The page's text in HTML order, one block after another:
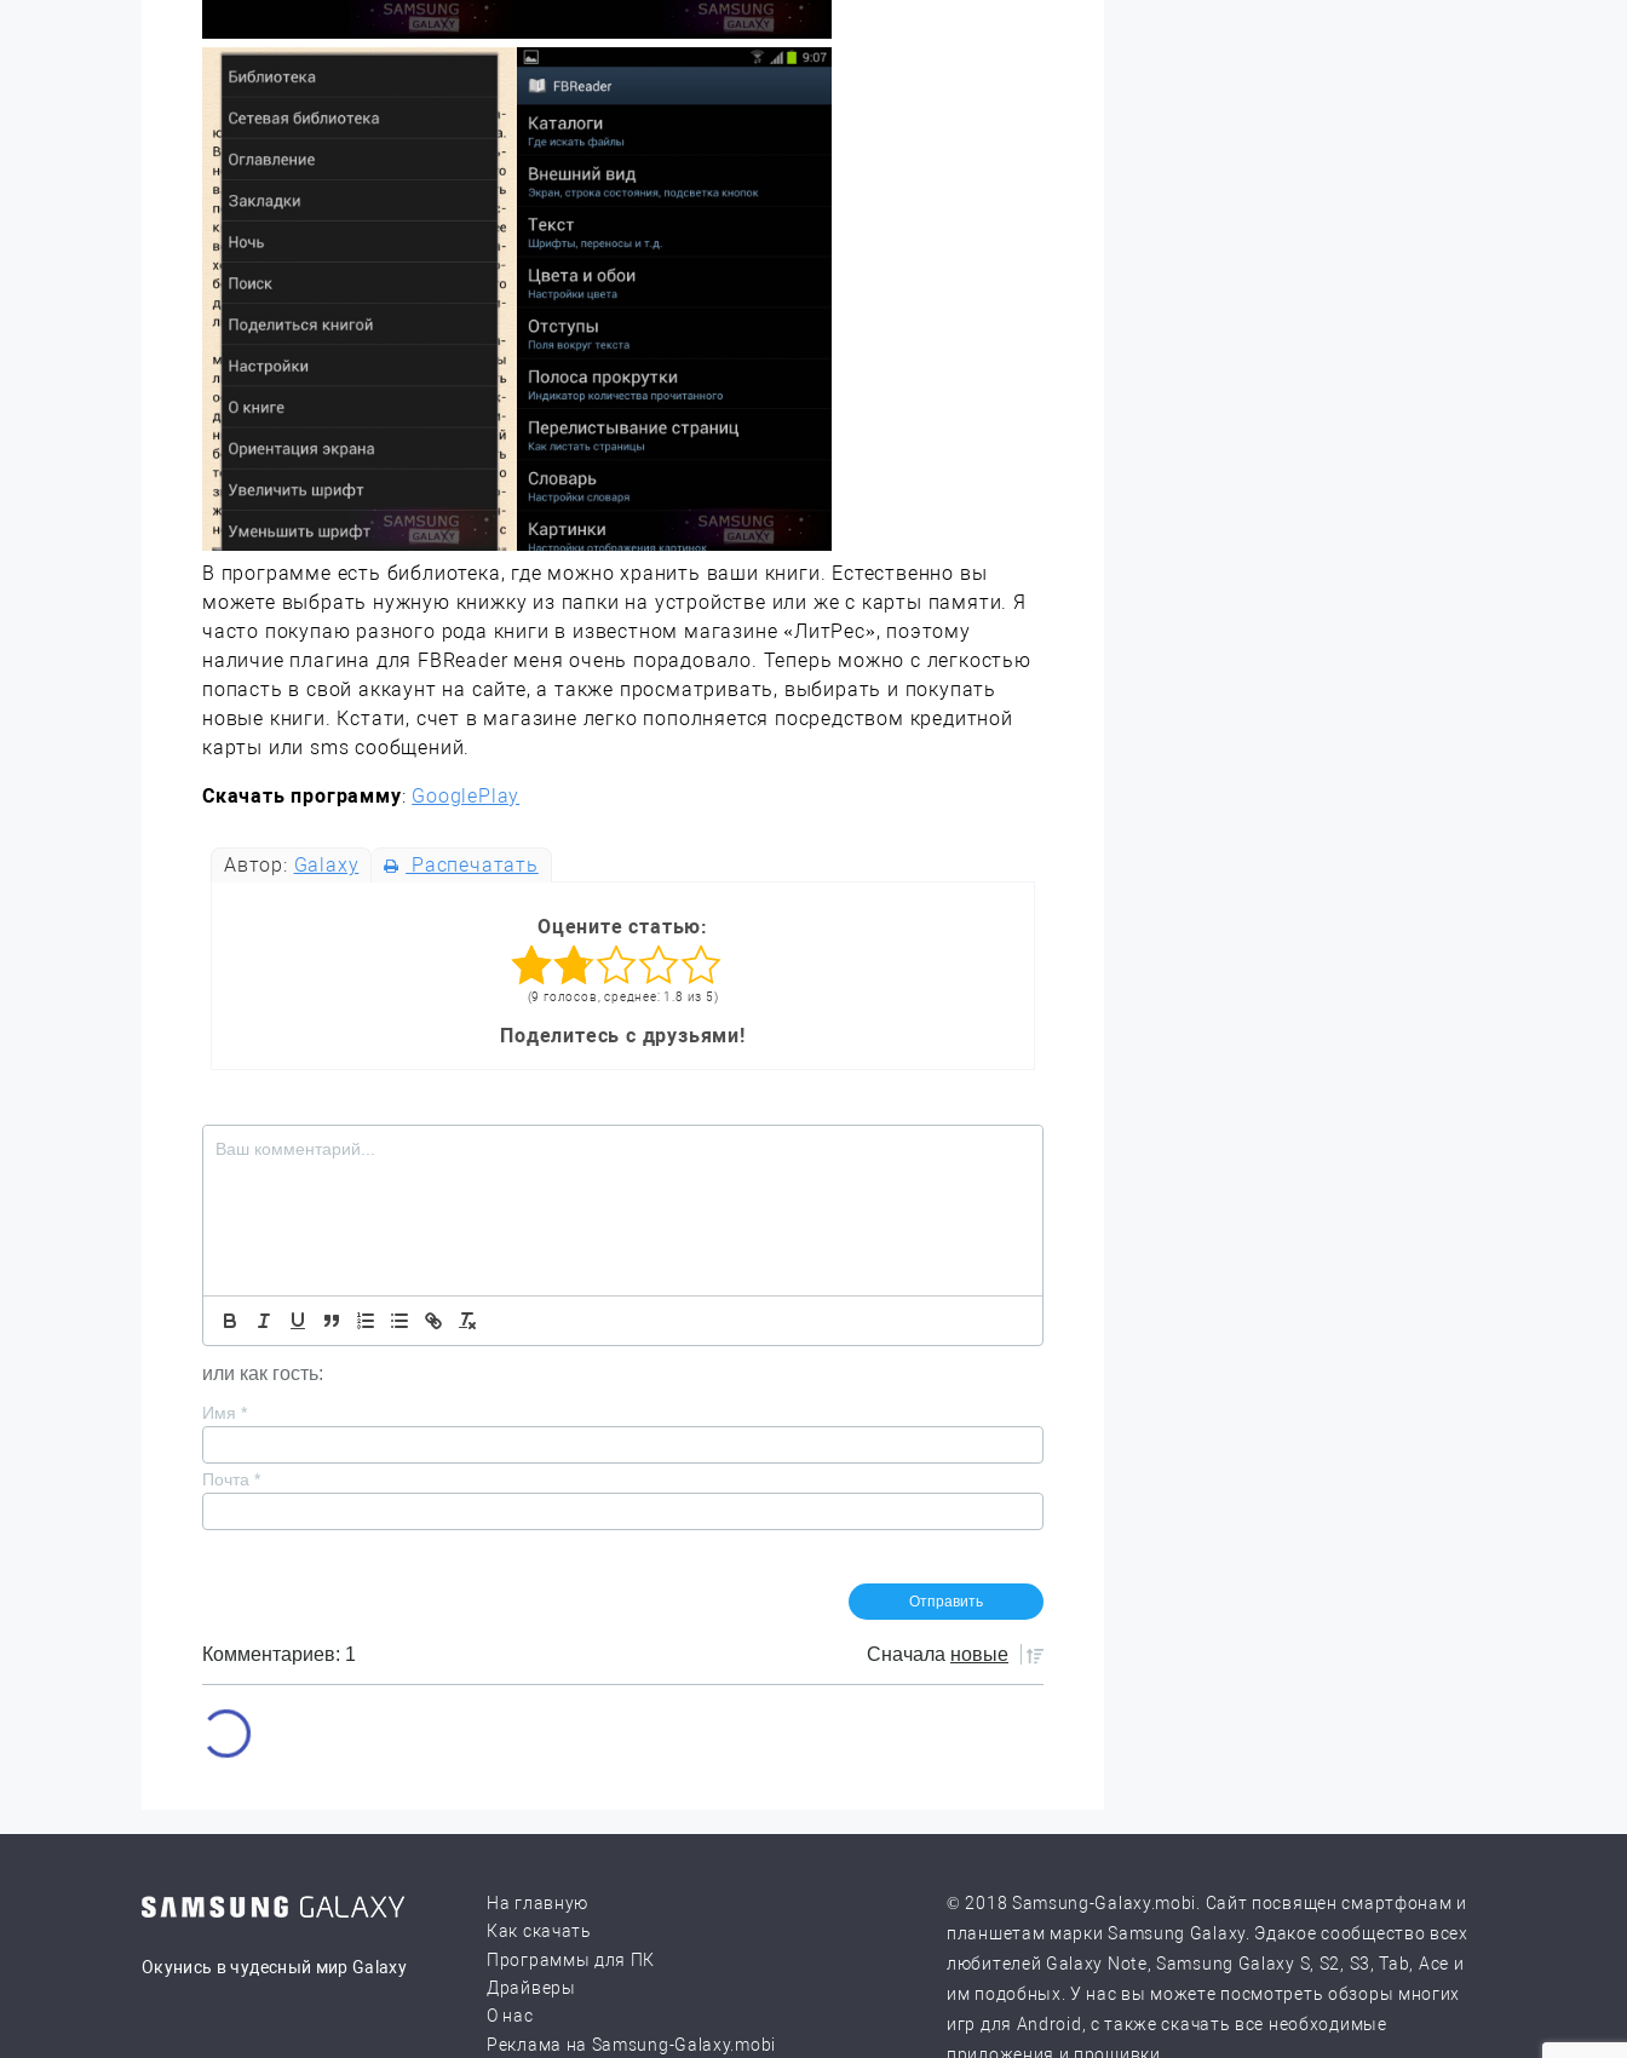
В программе есть библиотека, где можно хранить ваши книги. Естественно вы
можете выбрать нужную книжку из папки на устройстве или же с карты памяти. Я
часто покупаю разного рода книги в известном магазине «ЛитРес», поэтому
наличие плагина для FBReader меня очень порадовало. Теперь можно с легкостью
попасть в свой аккаунт на сайте, а также просматривать, выбирать и покупать
новые книги. Кстати, счет в магазине легко пополняется посредством кредитной
карты или sms сообщений.
Скачать программу: GooglePlay
Автор: Galaxy Распечатать
Оцените статью:
(9 голосов, среднее: 1.8 из 5)
Поделитесь с друзьями!
или как гость:
Имя *
Почта *
Комментариев: 1 Сначала новые
Окунись в чудесный мир Galaxy
На главную
Как скачать
Программы для ПК
Драйверы
О нас
Реклама на Samsung-Galaxy.mobi
© 2018 Samsung-Galaxy.mobi. Сайт посвящен смартфонам и
планшетам марки Samsung Galaxy. Эдакое сообщество всех
любителей Galaxy Note, Samsung Galaxy S, S2, S3, Tab, Ace и
им подобных. У нас вы можете посмотреть обзоры многих
игр для Android, с также скачать все необходимые